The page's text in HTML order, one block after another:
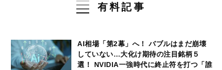
有料記事
AI相場「第2幕」へ！ バブルはまだ崩壊
していない…大化け期待の注目銘柄５
選！ NVIDIA一強時代に終止符を打つ「誰